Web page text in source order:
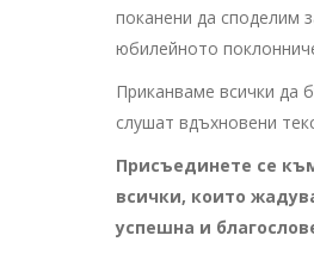
поканени да споделим
юбилейното
Приканваме всички да
слушат вдъхновени
Присъединете се
всички, които
успешна и